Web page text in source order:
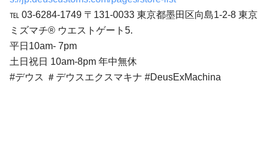
℡ 03-6284-1749 〒131-0033 東京都墨田区向島1-2-8 東京
ミズマチ® ウエストゲート5.
平日10am- 7pm
土日祝日 10am-8pm 年中無休
#デウス ＃デウスエクスマキナ #DeusExMachina